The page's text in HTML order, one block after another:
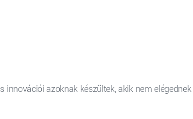
innovációi azoknak készültek, akik nem